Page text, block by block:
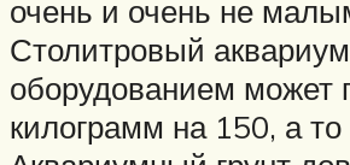
очень и очень не
Столитровый
оборудованием может
килограмм на 150, а